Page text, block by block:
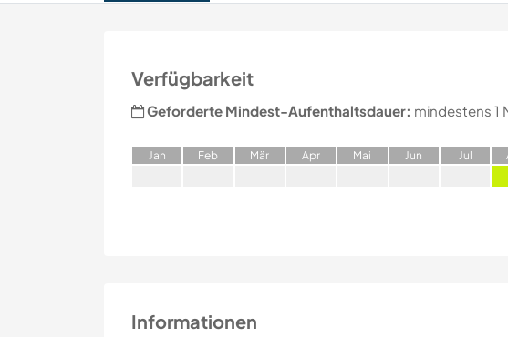
Verfügbarkeit
Geforderte Mindest-Aufenthaltsdauer: mindestens 1
Jan Feb Mär Apr Mai Jun Jul
Informationen